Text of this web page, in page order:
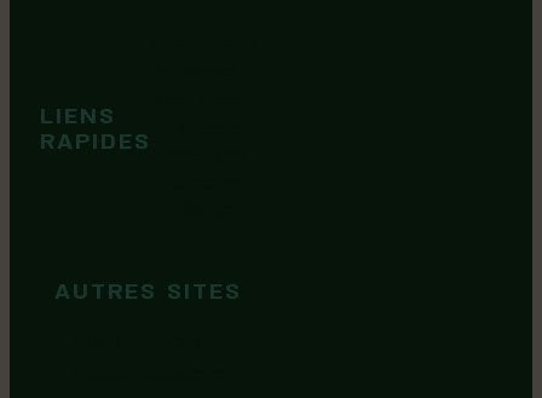
LIENS
RAPIDES
AUTRES SITES